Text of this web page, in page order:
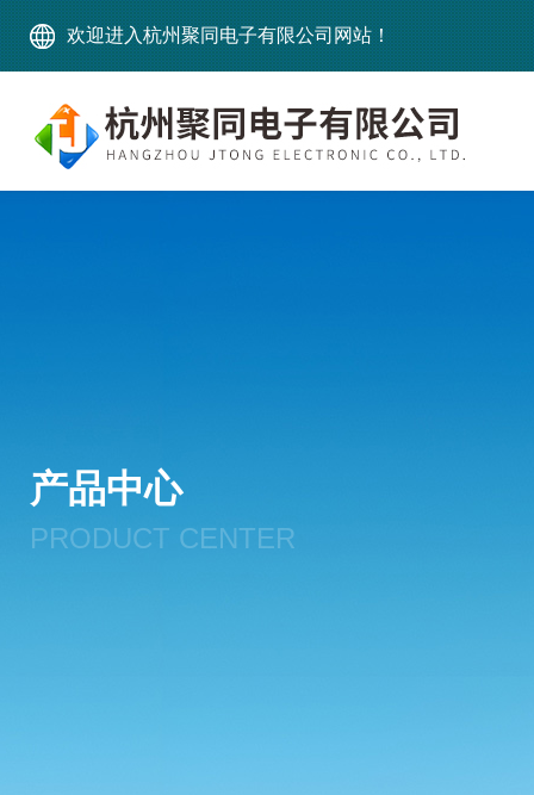
欢迎进入杭州聚同电子有限公司网站！
产品中心
PRODUCT CENTER